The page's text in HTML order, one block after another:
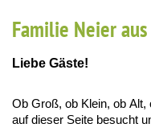
Familie Neier
Liebe Gäste!
Ob Groß, ob Klein, ob
auf dieser Seite besucht